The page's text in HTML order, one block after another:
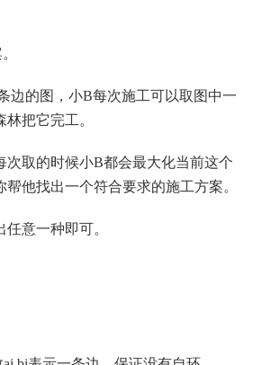
边的图，小B每次施工可以取图中一
把它完工。
次取的时候小B都会最大化当前这个
他找出一个符合要求的施工方案。
意一种即可。